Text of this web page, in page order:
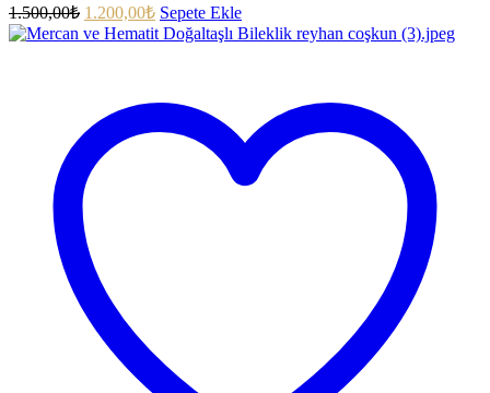
1.500,00₺ 1.200,00₺ Sepete Ekle